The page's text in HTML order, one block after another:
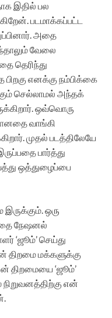
இதில் பல
படமாக்கப்பட்ட
அதை
வேலை
தெரிந்து
எனக்கு நம்பிக்கை
செல்லாமல் அந்தக்
ஒவ்வொரு
வாங்கி
முதல் படத்திலேயே
பார்த்து
ஒத்துழைப்பை
ஒரு
நேஷனல்
‘ஜூம்’ செய்து
திறமை மக்களுக்கு
திறமையை ‘ஜூம்’
என்